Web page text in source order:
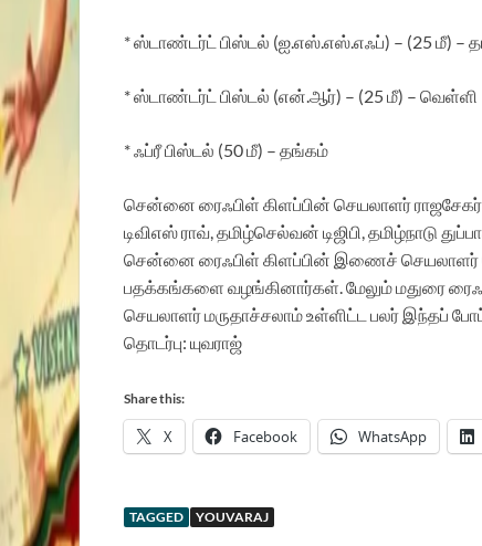
* ஸ்டாண்டர்ட் பிஸ்டல் (ஐ.எஸ்.எஸ்.எஃப்) – (25 மீ) –
* ஸ்டாண்டர்ட் பிஸ்டல் (என்.ஆர்) – (25 மீ) – வெள்ளி
* ஃப்ரீ பிஸ்டல் (50 மீ) – தங்கம்
சென்னை ரைஃபிள் கிளப்பின் செயலாளர்
டிவிஎஸ் ராவ், தமிழ்செல்வன் டிஜிபி, தமிழ்நாடு
சென்னை ரைஃபிள் கிளப்பின் இணைச் செயலாளர்
பதக்கங்களை வழங்கினார்கள். மேலும் மதுரை
செயலாளர் மருதாச்சலாம் உள்ளிட்ட பலர் இந்தப்
தொடர்பு: யுவராஜ்
Share this:
X Facebook WhatsApp
TAGGED YOUVARAJ